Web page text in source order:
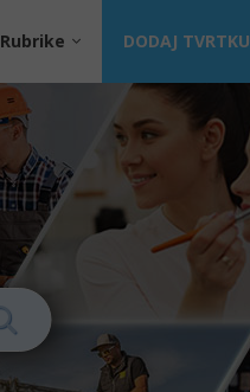
Rubrike DODAJ TVRTKU